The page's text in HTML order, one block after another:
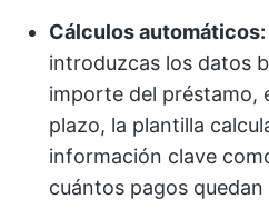
Cálculos automáticos:
introduzcas los datos
importe del préstamo,
plazo, la plantilla
información clave
cuántos pagos